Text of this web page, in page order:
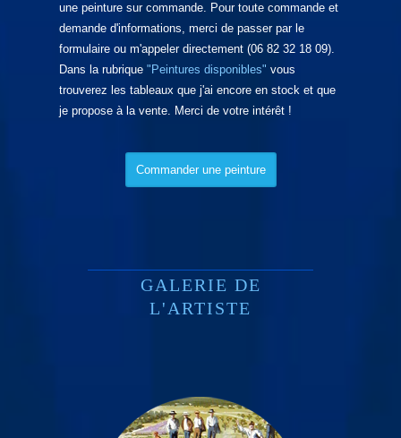
une peinture sur commande. Pour toute commande et
demande d'informations, merci de passer par le
formulaire ou m'appeler directement (06 82 32 18 09).
Dans la rubrique "Peintures disponibles" vous
trouverez les tableaux que j'ai encore en stock et que
je propose à la vente. Merci de votre intérêt !
Commander une peinture
GALERIE DE
L'ARTISTE